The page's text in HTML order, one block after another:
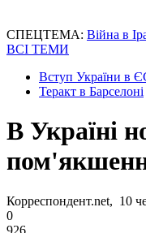
СПЕЦТЕМА: Війна в
ВСІ ТЕМИ
Вступ України в
Теракт в Барселоні
В Україні
Корреспондент.net, 10
0
926